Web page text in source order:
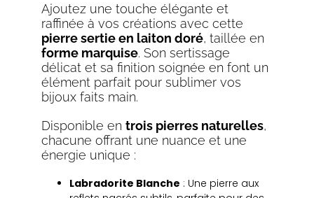
Ajoutez une touche élégante et
raffinée à vos créations avec cette
pierre sertie en laiton doré, taillée en
forme marquise. Son sertissage
délicat et sa finition soignée en font un
élément parfait pour sublimer vos
bijoux faits main.
Disponible entrois pierres naturelles,
chacune offrant une nuance et une
énergie unique :
Labradorite Blanche : Une pierre aux